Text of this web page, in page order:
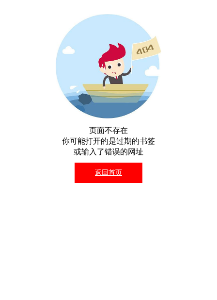
页面不存在
你可能打开的是过期的书签
或输入了错误的网址
返回首页